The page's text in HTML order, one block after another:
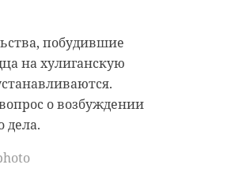
побудившие
на хулиганскую
о возбуждении
дела.